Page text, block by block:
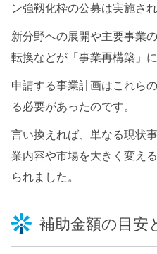
ン強靱化枠の公募は実施さ
新分野への展開や主要事業
転換などが「事業再構築」に
申請する事業計画はこれら
る必要があったのです。
言い換えれば、単なる現状
業内容や市場を大きく変え
られました。
補助金額の目安